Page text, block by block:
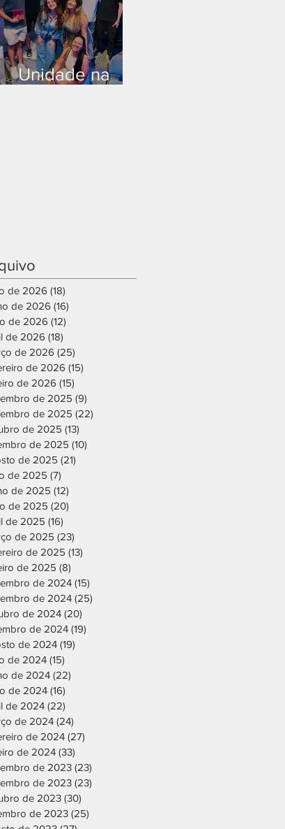
Unidade na
de 2026 (18)
de 2026 (16)
de 2026 (12)
de 2026 (18)
de 2026 (25)
de 2026 (15)
de 2026 (15)
de 2025 (9)
de 2025 (22)
de 2025 (13)
de 2025 (10)
de 2025 (21)
de 2025 (7)
de 2025 (12)
de 2025 (20)
de 2025 (16)
de 2025 (23)
de 2025 (13)
de 2025 (8)
de 2024 (15)
de 2024 (25)
de 2024 (20)
de 2024 (19)
de 2024 (19)
de 2024 (15)
de 2024 (22)
de 2024 (16)
de 2024 (22)
de 2024 (24)
de 2024 (27)
de 2024 (33)
de 2023 (23)
de 2023 (23)
de 2023 (30)
de 2023 (25)